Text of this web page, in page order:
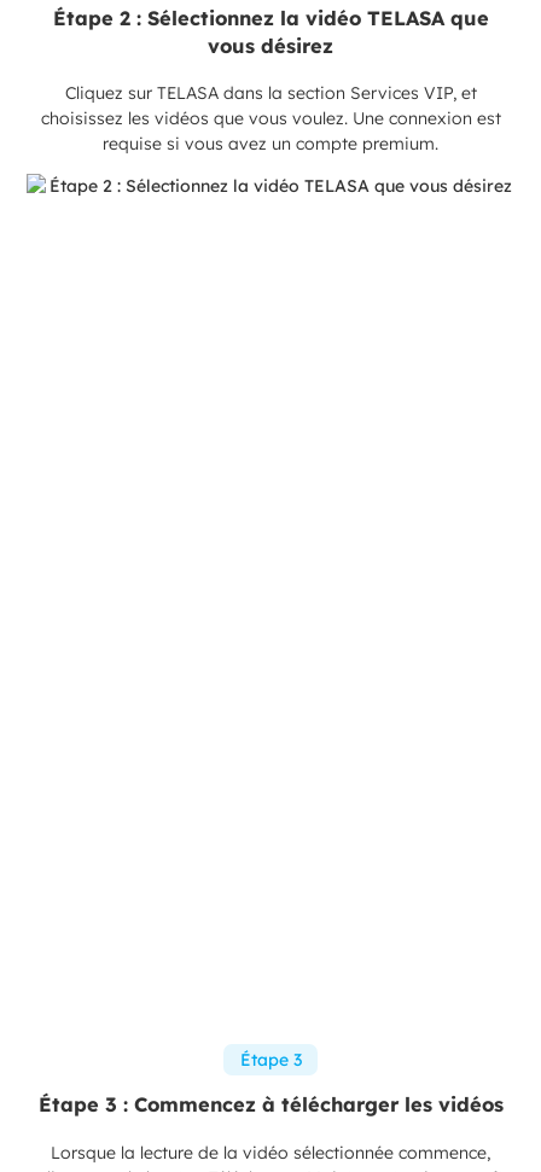
Étape 2 : Sélectionnez la vidéo TELASA que
vous désirez
Cliquez sur TELASA dans la section Services VIP, et
choisissez les vidéos que vous voulez. Une connexion est
requise si vous avez un compte premium.
Étape 3
Étape 3 : Commencez à télécharger les vidéos
Lorsque la lecture de la vidéo sélectionnée commence,